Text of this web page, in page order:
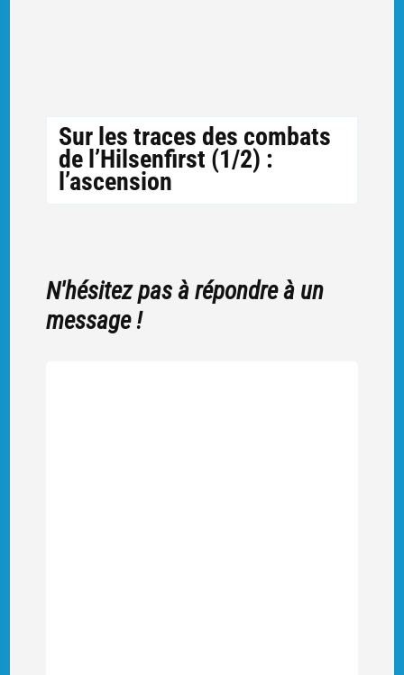
Sur les traces des combats
de l’Hilsenfirst (1/2) :
l’ascension
N'hésitez pas à répondre à un
message !